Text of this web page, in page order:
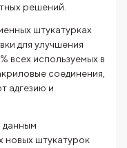
решений.
штукатурках
для улучшения
всех используемых в
соединения,
адгезию и
данным
новых штукатурок